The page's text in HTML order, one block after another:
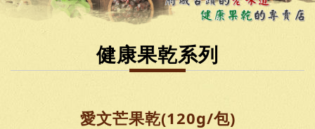
健康果乾系列
愛文芒果乾(120g/包)